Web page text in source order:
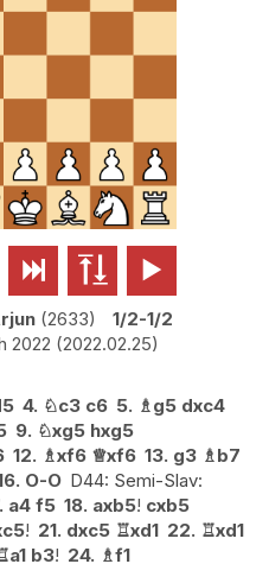
  
2633
1/2-1/2
2022 2022.02.25
4. ♘c3 c6 5. ♗ g5 dxc4
9. ♘xg5 hxg5
12. ♗xf6 ♕xf6 13. g3 ♗ b7
O-O D44: Semi-Slav:
a4 f5 18. axb5! cxb5
! 21. dxc5 ♖xd1 22. ♖xd1
a1 b3! 24. ♗f1